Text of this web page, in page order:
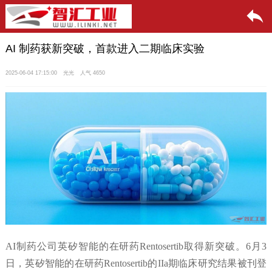
AI 制药获新突破，首款进入二期临床实验
2025-06-04 17:15:00 光光 人气 4650
AI制药公司英矽智能的在研药Rentosertib取得新突破。6月3
日，英矽智能的在研药Rentosertib的IIa期临床研究结果被刊登